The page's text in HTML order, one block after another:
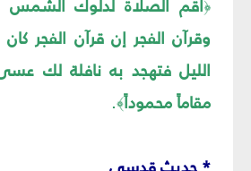
﴿أقم الصلاة لدلوك الشمس
وقرآن الفجر إن قرآن الفجر
الليل فتهجد به نافلة لك
مقاماً محموداً﴾.